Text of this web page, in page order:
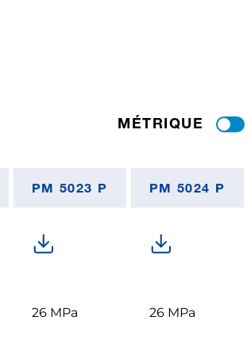
MÉTRIQUE
PM 5023 P PM 5024 P
26 MPa 26 MPa